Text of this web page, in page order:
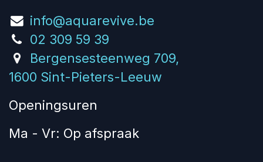
info@aquarevive.be
02 309 59 39
Bergensesteenweg 709,
1600 Sint-Pieters-Leeuw
Openingsuren
Ma - Vr: Op afspraak